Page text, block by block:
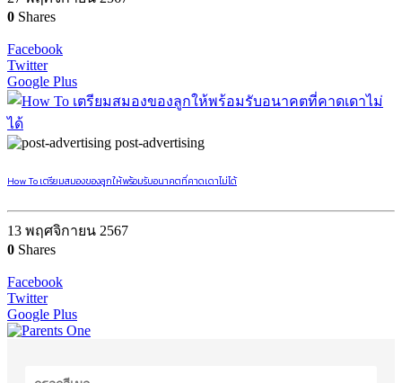
0 Shares
Facebook
Twitter
Google Plus
post-advertising
How To เตรียมสมองของลูกให้พร้อมรับอนาคตที่คาดเดาไม่ได้
13 พฤศจิกายน 2567
0 Shares
Facebook
Twitter
Google Plus